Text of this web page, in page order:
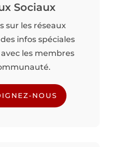
Sociaux
sur les réseaux
infos spéciales
les membres
NOUS